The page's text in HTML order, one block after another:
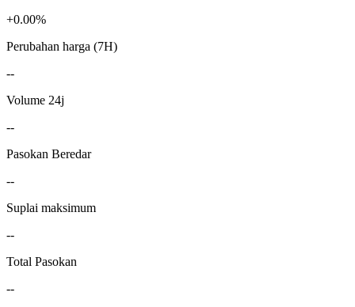
+0.00%
Perubahan harga (7H)
--
Volume 24j
--
Pasokan Beredar
--
Suplai maksimum
--
Total Pasokan
--